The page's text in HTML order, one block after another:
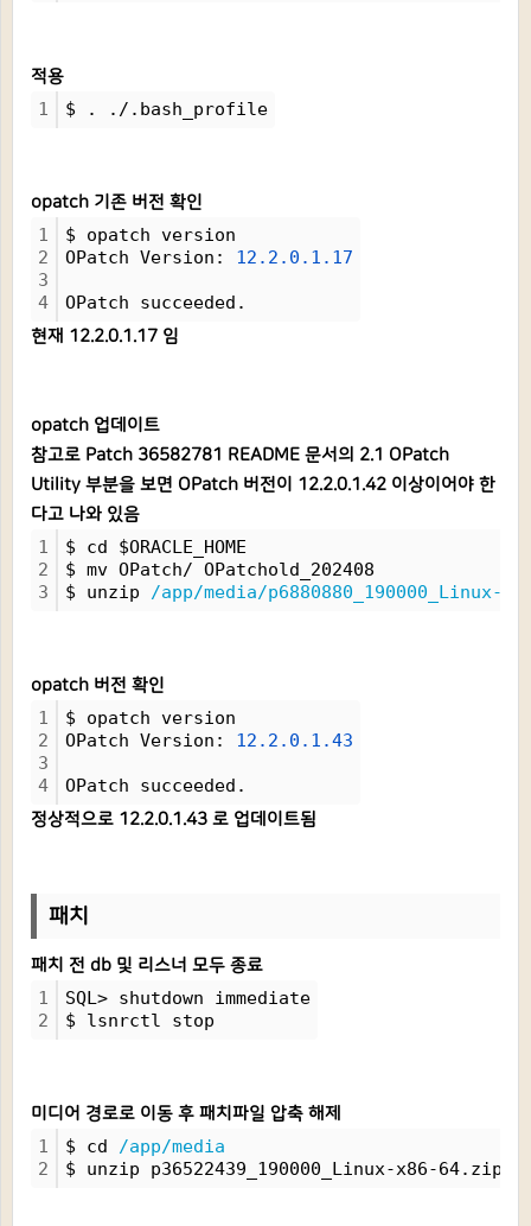
적용
1 $ . ./.bash_profile
opatch 기존 버전 확인
1
2
3
4
$ opatch version
OPatch Version: 12.2.0.1.17
OPatch succeeded.
현재 12.2.0.1.17 임
opatch 업데이트
참고로 Patch 36582781 README 문서의 2.1 OPatch
Utility 부분을 보면 OPatch 버전이 12.2.0.1.42 이상이어야 한
다고 나와 있음
1
2
3
$ cd $ORACLE_HOME
$ mv OPatch/ OPatchold_202408
$ unzip /app/media/p6880880_190000_Linux-
opatch 버전 확인
1
2
3
4
$ opatch version
OPatch Version: 12.2.0.1.43
OPatch succeeded.
정상적으로 12.2.0.1.43 로 업데이트됨
패치
패치 전 db 및 리스너 모두 종료
1
2
SQL> shutdown immediate
$ lsnrctl stop
미디어 경로로 이동 후 패치파일 압축 해제
1
2
$ cd /app/media
$ unzip p36522439_190000_Linux-x86-64.zip